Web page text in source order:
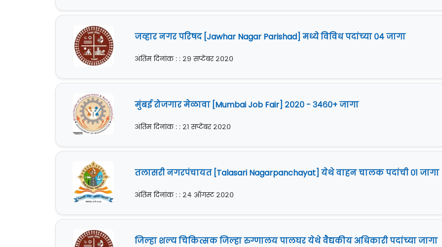
जव्हार नगर परिषद [Jawhar Nagar Parishad] मध्ये विविध पदांच्या ०४ जागा
अंतिम दिनांक : : २९ सप्टेंबर २०२०
मुंबई रोजगार मेळावा [Mumbai Job Fair] २०२० - ३४६०+ जागा
अंतिम दिनांक : : २१ सप्टेंबर २०२०
तलासरी नगरपंचायत [Talasari Nagarpanchayat] येथे वाहन चालक पदांची ०१ जागा
अंतिम दिनांक : : २४ ऑगस्ट २०२०
जिल्हा शल्य चिकित्सक जिल्हा रुग्णालय पालघर येथे वैद्यकीय अधिकारी पदांच्या जागा